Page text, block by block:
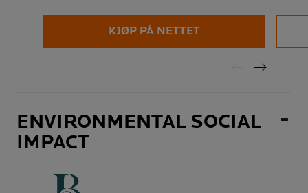
KJØP PÅ NETTET
ENVIRONMENTAL SOCIAL
IMPACT